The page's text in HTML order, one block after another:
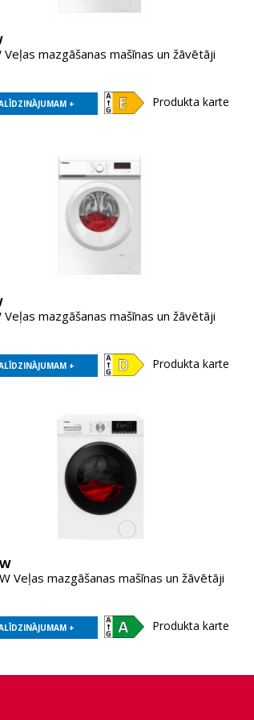
mazgāšanas mašīnas un žāvētāji
+ Produkta karte
mazgāšanas mašīnas un žāvētāji
+ Produkta karte
Veļas mazgāšanas mašīnas un žāvētāji
+ Produkta karte